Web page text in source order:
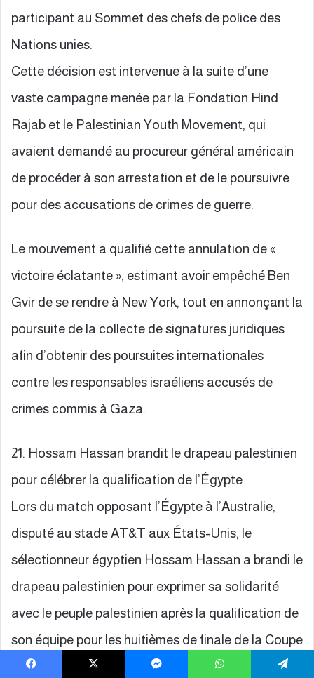
participant au Sommet des chefs de police des
Nations unies.
Cette décision est intervenue à la suite d’une
vaste campagne menée par la Fondation Hind
Rajab et le Palestinian Youth Movement, qui
avaient demandé au procureur général américain
de procéder à son arrestation et de le poursuivre
pour des accusations de crimes de guerre.
Le mouvement a qualifié cette annulation de «
victoire éclatante », estimant avoir empêché Ben
Gvir de se rendre à New York, tout en annonçant la
poursuite de la collecte de signatures juridiques
afin d’obtenir des poursuites internationales
contre les responsables israéliens accusés de
crimes commis à Gaza.
21. Hossam Hassan brandit le drapeau palestinien
pour célébrer la qualification de l’Égypte
Lors du match opposant l’Égypte à l’Australie,
disputé au stade AT&T aux États-Unis, le
sélectionneur égyptien Hossam Hassan a brandi le
drapeau palestinien pour exprimer sa solidarité
avec le peuple palestinien après la qualification de
son équipe pour les huitièmes de finale de la Coupe
du monde 2026.